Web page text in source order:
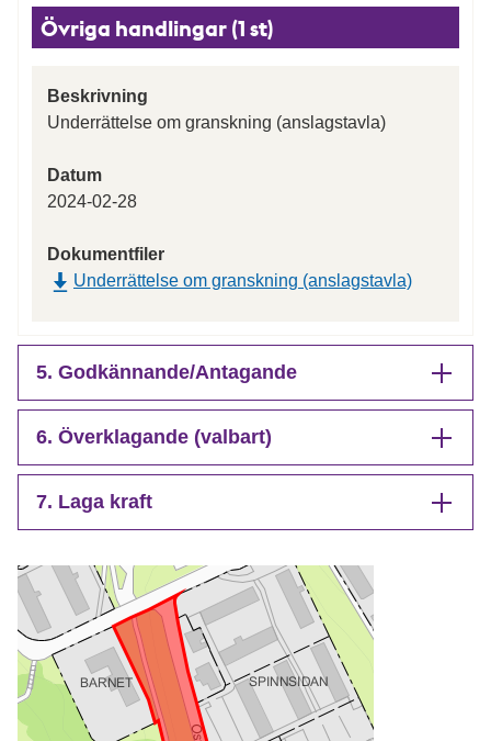
Övriga handlingar (1 st)
Beskrivning
Underrättelse om granskning (anslagstavla)
Datum
2024-02-28
Dokumentfiler
Underrättelse om granskning (anslagstavla)
5. Godkännande/Antagande
6. Överklagande (valbart)
7. Laga kraft